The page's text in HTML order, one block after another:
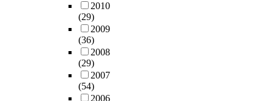
2010
(29)
2009
(36)
2008
(29)
2007
(54)
2006